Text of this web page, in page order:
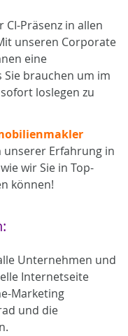
Präsenz in allen
unseren Corporate
eine
Sie brauchen um im
loslegen zu
unserer Erfahrung in
wir Sie in Top-
können!
Unternehmen und
Internetseite
Marketing
und die